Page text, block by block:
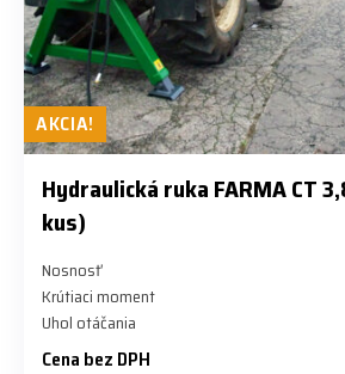
AKCIA!
Hydraulická ruka FARMA CT
kus)
Nosnosť
Krútiaci moment
Uhol otáčania
Cena bez DPH